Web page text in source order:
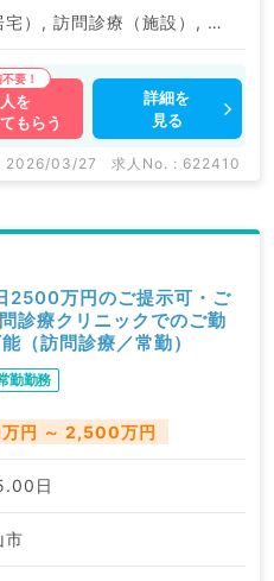
訪問診療（居宅）, 訪問診療（施設）, オペ, 専門外来
を
もらう
詳細を
見る
2026/03/27 求人No. : 622410
2500万円のご提示可・ご
診療クリニックでのご勤
（訪問診療／常勤）
勤勤務
円 ～ 2,500万円
日
市